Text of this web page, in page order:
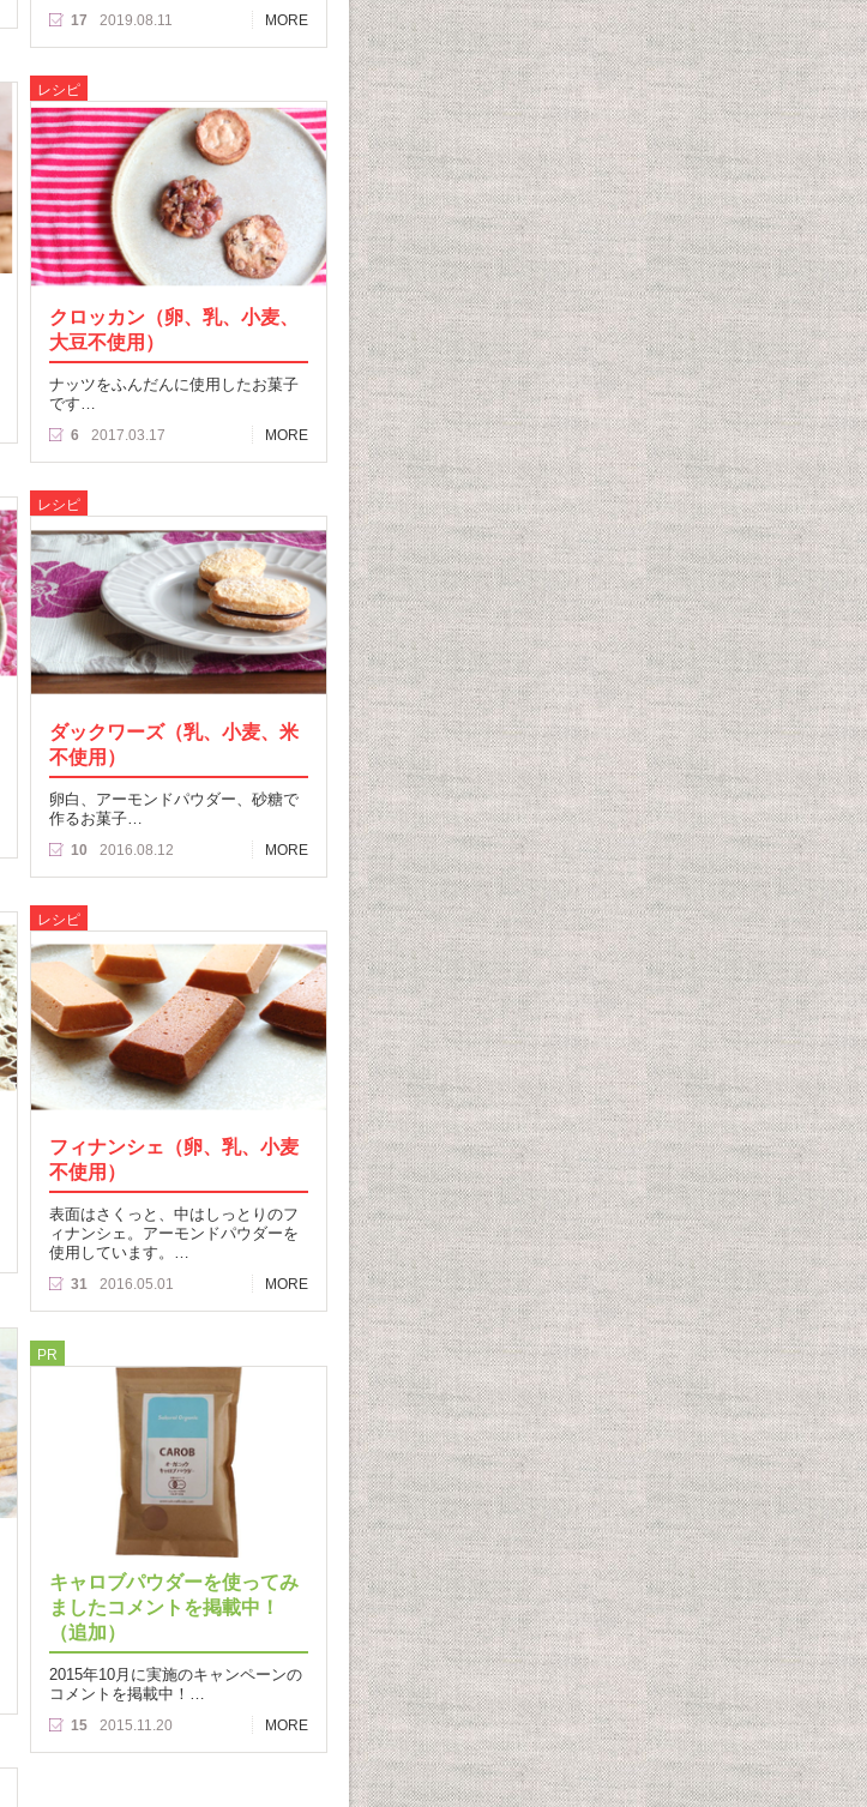
17 2019.08.11 MORE
レシピ
クロッカン（卵、乳、小麦、
大豆不使用）
ナッツをふんだんに使用したお菓子
です…
6 2017.03.17 MORE
レシピ
ダックワーズ（乳、小麦、米
不使用）
卵白、アーモンドパウダー、砂糖で
作るお菓子…
10 2016.08.12 MORE
レシピ
フィナンシェ（卵、乳、小麦
不使用）
表面はさくっと、中はしっとりのフ
ィナンシェ。アーモンドパウダーを
使用しています。…
31 2016.05.01 MORE
PR
キャロブパウダーを使ってみ
ましたコメントを掲載中！
（追加）
2015年10月に実施のキャンペーンの
コメントを掲載中！…
15 2015.11.20
MORE